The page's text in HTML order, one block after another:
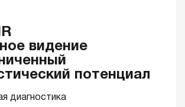
видение
потенциал
диагностика